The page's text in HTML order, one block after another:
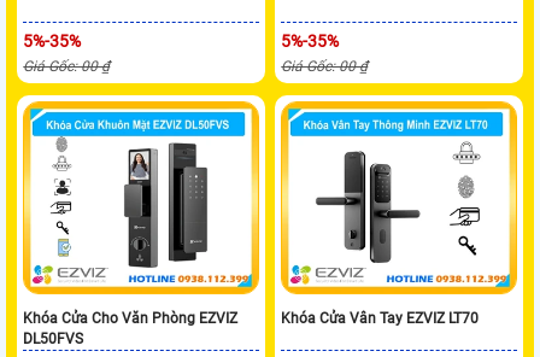
5%-35%
Giá Gốc: 00 ₫
5%-35%
Giá Gốc: 00 ₫
Khóa Cửa Cho Văn Phòng EZVIZ
DL50FVS
Khóa Cửa Vân Tay EZVIZ LT70